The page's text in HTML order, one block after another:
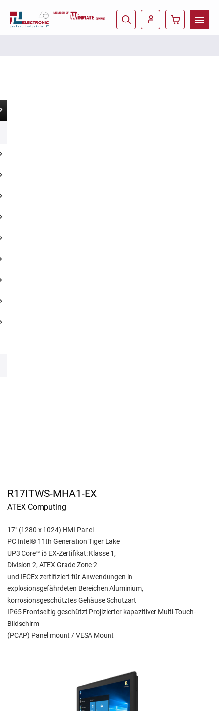
R17ITWS-MHA1-EX
ATEX Computing
17" (1280 x 1024) HMI Panel
PC Intel® 11th Generation Tiger Lake
UP3 Core™ i5 EX-Zertifikat: Klasse 1,
Division 2, ATEX Grade Zone 2
und IECEx zertifiziert für Anwendungen in
explosionsgefährdeten Bereichen Aluminium,
korrosionsgeschütztes Gehäuse Schutzart
IP65 Frontseitig geschützt Projizierter kapazitiver Multi-Touch-
Bildschirm
(PCAP) Panel mount / VESA Mount